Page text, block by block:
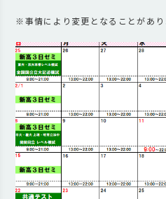
※事情により変更となることがあ